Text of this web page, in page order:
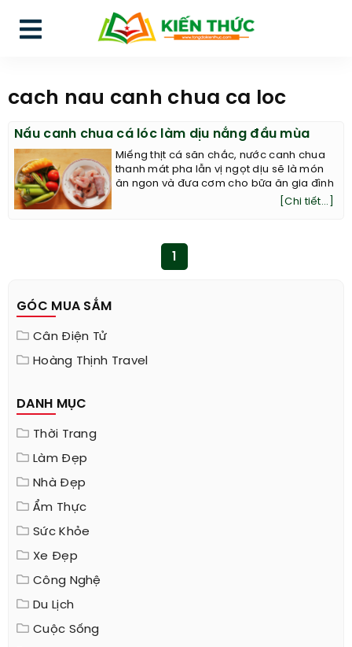
cach nau canh chua ca loc
Nấu canh chua cá lóc làm dịu nắng đầu mùa
Miếng thịt cá săn chắc, nước canh chua
thanh mát pha lẫn vị ngọt dịu sẽ là món
ăn ngon và đưa cơm cho bữa ăn gia đình
[Chi tiết...]
GÓC MUA SẮM
Cân Điện Tử
Hoàng Thịnh Travel
DANH MỤC
Thời Trang
Làm Đẹp
Nhà Đẹp
Ẩm Thực
Sức Khỏe
Xe Đẹp
Công Nghệ
Du Lịch
Cuộc Sống